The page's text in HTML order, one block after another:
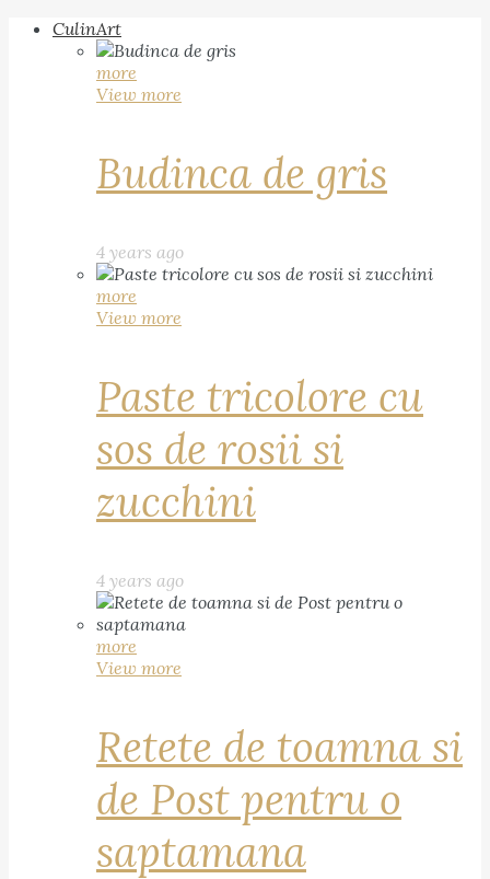
CulinArt
more
View more
Budinca de gris
4 years ago
more
View more
Paste tricolore cu
sos de rosii si
zucchini
4 years ago
more
View more
Retete de toamna si
de Post pentru o
saptamana